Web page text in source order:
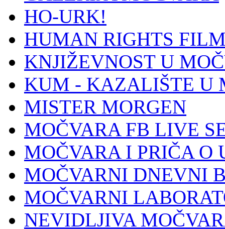
HO-URK!
HUMAN RIGHTS
KNJIŽEVNOST U
KUM - KAZALIŠTE U
MISTER MORGEN
MOČVARA FB LIVE
MOČVARA I PRIČA O
MOČVARNI DNEVNI
MOČVARNI
NEVIDLJIVA